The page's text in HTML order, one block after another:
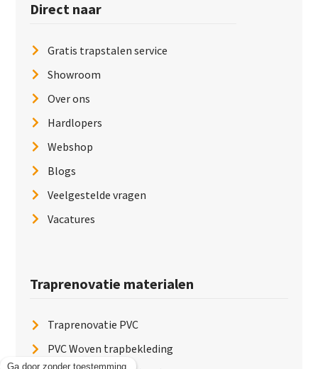
Direct naar
Gratis trapstalen service
Showroom
Over ons
Hardlopers
Webshop
Blogs
Veelgestelde vragen
Vacatures
Traprenovatie materialen
Traprenovatie PVC
PVC Woven trapbekleding